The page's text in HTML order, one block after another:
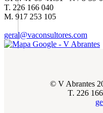
T. 226 166 040
M. 917 253 105
geral@vaconsultores.com
© V Abrantes
T. 226